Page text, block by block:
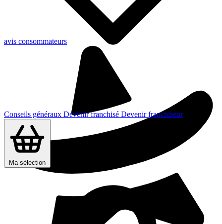
Conseils généraux Devenir franchisé Devenir franchiseur
Ma sélection
avis consommateurs